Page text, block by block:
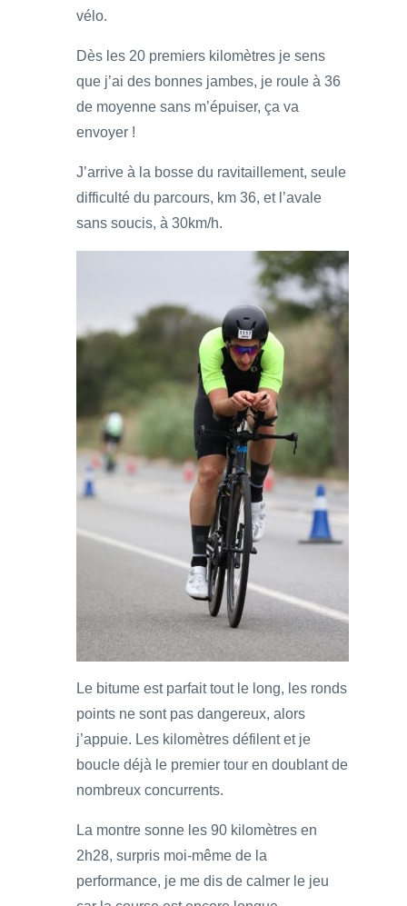
vélo.
Dès les 20 premiers kilomètres je sens
que j’ai des bonnes jambes, je roule à 36
de moyenne sans m’épuiser, ça va
envoyer !
J’arrive à la bosse du ravitaillement, seule
difficulté du parcours, km 36, et l’avale
sans soucis, à 30km/h.
Le bitume est parfait tout le long, les ronds
points ne sont pas dangereux, alors
j’appuie. Les kilomètres défilent et je
boucle déjà le premier tour en doublant de
nombreux concurrents.
La montre sonne les 90 kilomètres en
2h28, surpris moi-même de la
performance, je me dis de calmer le jeu